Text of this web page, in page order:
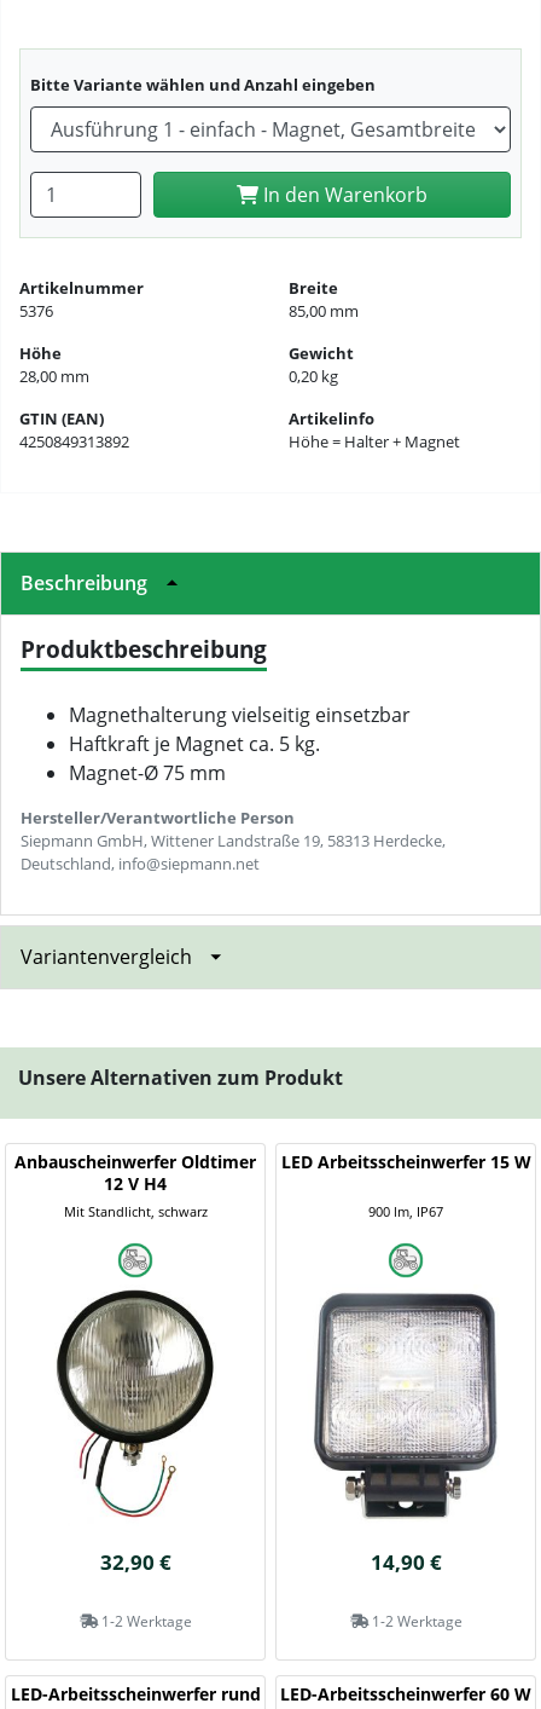
Bitte Variante wählen und Anzahl eingeben
Anzahl eingeben In den Warenkorb
Artikelnummer
5376
Breite
85,00 mm
Höhe
28,00 mm
Gewicht
0,20 kg
GTIN (EAN)
4250849313892
Artikelinfo
Höhe = Halter + Magnet
Beschreibung
Produktbeschreibung
Magnethalterung vielseitig einsetzbar
Haftkraft je Magnet ca. 5 kg.
Magnet-Ø 75 mm
Hersteller/Verantwortliche Person
Siepmann GmbH, Wittener Landstraße 19, 58313 Herdecke,
Deutschland, info@siepmann.net
Variantenvergleich
Unsere Alternativen zum Produkt
Anbauscheinwerfer Oldtimer
12 V H4
Mit Standlicht, schwarz
32,90 €
1-2 Werktage
LED Arbeitsscheinwerfer 15 W
900 lm, IP67
14,90 €
1-2 Werktage
LED-Arbeitsscheinwerfer rund
LED-Arbeitsscheinwerfer 60 W